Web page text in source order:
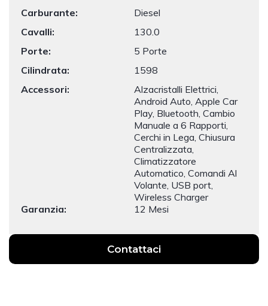
Carburante:
Diesel
Cavalli:
130.0
Porte:
5 Porte
Cilindrata:
1598
Accessori:
Alzacristalli Elettrici,
Android Auto, Apple Car
Play, Bluetooth, Cambio
Manuale a 6 Rapporti,
Cerchi in Lega, Chiusura
Centralizzata,
Climatizzatore
Automatico, Comandi Al
Volante, USB port,
Wireless Charger
Garanzia:
12 Mesi
Contattaci